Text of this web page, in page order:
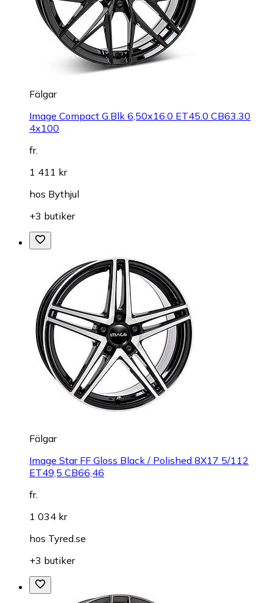
Fälgar
Image Compact G.Blk 6,50x16.0 ET45.0 CB63.30
4x100
fr.
1 411 kr
hos Bythjul
+3 butiker
Fälgar
Image Star FF Gloss Black / Polished 8X17 5/112
ET49,5 CB66,46
fr.
1 034 kr
hos Tyred.se
+3 butiker